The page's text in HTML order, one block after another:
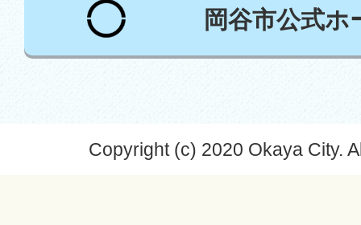
岡谷市公式ホ
Copyright (c) 2020 Okaya City.